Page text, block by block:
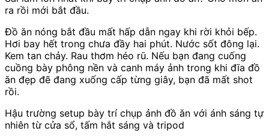
ra rồi mới bắt đầu.
Đồ ăn nóng bắt đầu mất hấp dẫn ngay khi rời khỏi bếp.
Hơi bay hết trong chưa đầy hai phút. Nước sốt đông lại.
Kem tan chảy. Rau thơm héo rũ. Nếu bạn đang cuống
cuồng bày phông nền và canh máy ảnh trong khi đĩa đồ
ăn đẹp đẽ đang xuống cấp từng giây, bạn đã mất shot
rồi.
Hậu trường setup bày trí chụp ảnh đồ ăn với ánh sáng tự
nhiên từ cửa sổ, tấm hắt sáng và tripod